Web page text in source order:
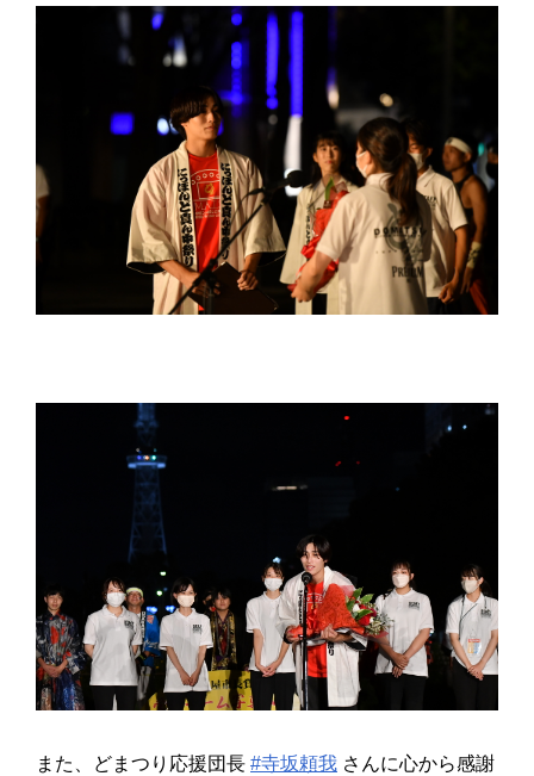
また、どまつり応援団長 #寺坂頼我 さんに心から感謝